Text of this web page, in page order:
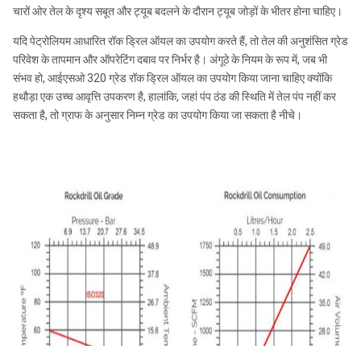
चारों ओर तेल के दृश्य सबूत और ट्यूब बदलने के दौरान ट्यूब जोड़ों के भीतर होना चाहिए।
यदि पेट्रोलियम आधारित रॉक ड्रिल ऑयल का उपयोग करते हैं, तो तेल की अनुशंसित ग्रेड
परिवेश के तापमान और ऑपरेटिंग दबाव पर निर्भर है। अंगूठे के नियम के रूप में, जब भी
संभव हो, आईएसओ 320 ग्रेड रॉक ड्रिल ऑयल का उपयोग किया जाना चाहिए क्योंकि
हथौड़ा एक उच्च आवृत्ति उपकरण है, हालांकि, जहां पंप ठंड की स्थिति में तेल पंप नहीं कर
सकता है, तो ग्राफ के अनुसार निम्न ग्रेड का उपयोग किया जा सकता है नीचे।